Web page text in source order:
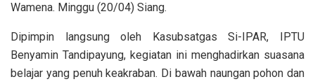
Wamena. Minggu (20/04) Siang.
Dipimpin langsung oleh Kasubsatgas Si-IPAR, IPTU
Benyamin Tandipayung, kegiatan ini menghadirkan suasana
belajar yang penuh keakraban. Di bawah naungan pohon dan